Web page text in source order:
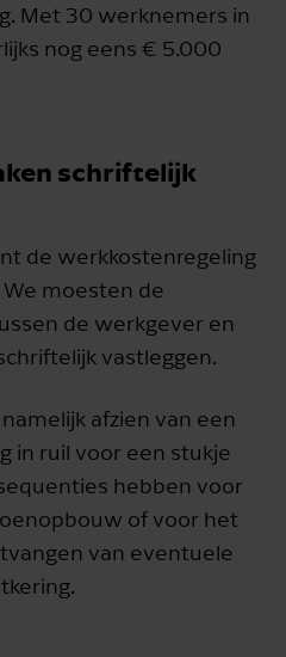
Met 30 werknemers in
nog eens € 5.000
schriftelijk
de werkkostenregeling
moesten de
de werkgever en
vastleggen.
afzien van een
in ruil voor een stukje
hebben voor
of voor het
van eventuele